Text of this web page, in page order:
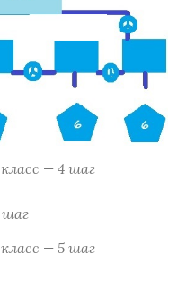
— 4 шаг
— 5 шаг